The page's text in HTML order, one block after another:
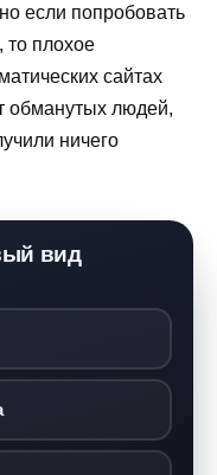
если попробовать
то плохое
сайтах
обманутых людей,
ничего
вид